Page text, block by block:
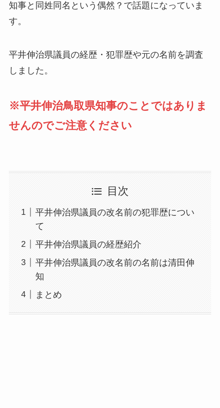
知事と同姓同名という偶然？で話題になっていま
す。
平井伸治県議員の経歴・犯罪歴や元の名前を調査
しました。
※平井伸治鳥取県知事のことではありま
せんのでご注意ください
目次
平井伸治県議員の改名前の犯罪歴につい
て
平井伸治県議員の経歴紹介
平井伸治県議員の改名前の名前は清田伸
知
まとめ